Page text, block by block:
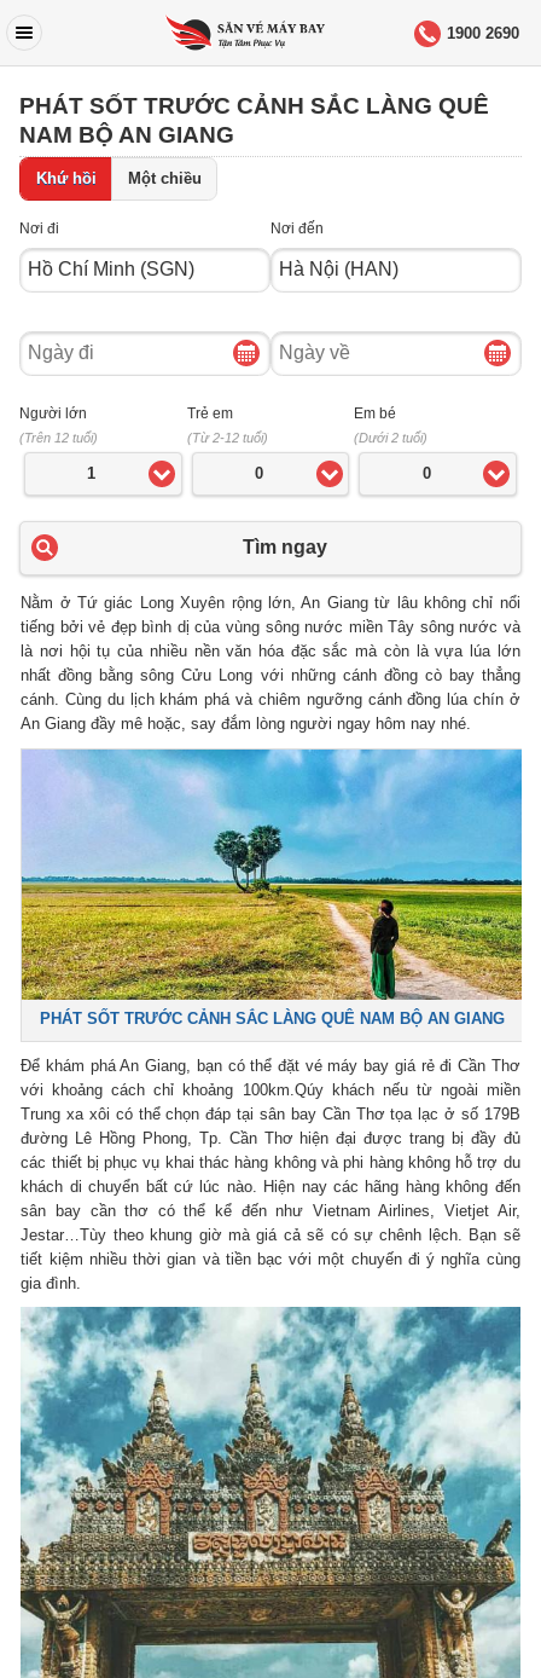
1900 2690
PHÁT SỐT TRƯỚC CẢNH SẮC LÀNG QUÊ
NAM BỘ AN GIANG
Khứ hồi Một chiều
Nơi đi Nơi đến
Ngày
đi
Ngày
về
Người lớn
(Trên 12 tuổi)
1
Trẻ em
(Từ 2-12 tuổi)
0
Em bé
(Dưới 2 tuổi)
0
Tìm ngay
Nằm ở Tứ giác Long Xuyên rộng lớn, An Giang từ lâu không chỉ nổi
tiếng bởi vẻ đẹp bình dị của vùng sông nước miền Tây sông nước và
là nơi hội tụ của nhiều nền văn hóa đặc sắc mà còn là vựa lúa lớn
nhất đồng bằng sông Cửu Long với những cánh đồng cò bay thẳng
cánh. Cùng du lịch khám phá và chiêm ngưỡng cánh đồng lúa chín ở
An Giang đầy mê hoặc, say đắm lòng người ngay hôm nay nhé.
PHÁT SỐT TRƯỚC CẢNH SẮC LÀNG QUÊ NAM BỘ AN GIANG
Để khám phá An Giang, bạn có thể đặt vé máy bay giá rẻ đi Cần Thơ
với khoảng cách chỉ khoảng 100km.Qúy khách nếu từ ngoài miền
Trung xa xôi có thể chọn đáp tại sân bay Cần Thơ tọa lạc ở số 179B
đường Lê Hồng Phong, Tp. Cần Thơ hiện đại được trang bị đầy đủ
các thiết bị phục vụ khai thác hàng không và phi hàng không hỗ trợ du
khách di chuyển bất cứ lúc nào. Hiện nay các hãng hàng không đến
sân bay cần thơ có thể kể đến như Vietnam Airlines, Vietjet Air,
Jestar…Tùy theo khung giờ mà giá cả sẽ có sự chênh lệch. Bạn sẽ
tiết kiệm nhiều thời gian và tiền bạc với một chuyến đi ý nghĩa cùng
gia đình.